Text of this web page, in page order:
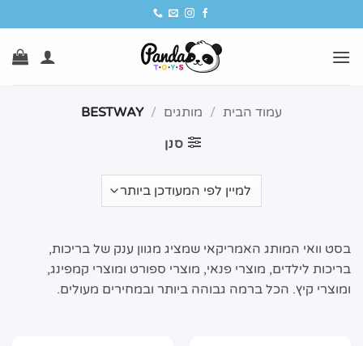
to
content
עמוד הבית / מותגים /
BESTWAY
סנן
בסט וואי המותג האמריקאי שמציג מגוון ענק של בריכות,
בריכות לילדים, מוצרי פנאי, מוצרי ספורט ומוצרי קמפינג,
ומוצרי קיץ. הכל ברמה גבוהה ביותר ובמחירים מעולים.